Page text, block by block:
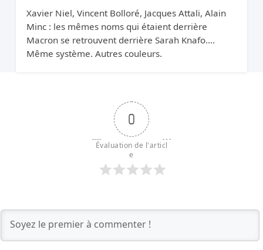
Xavier Niel, Vincent Bolloré, Jacques Attali, Alain
Minc : les mêmes noms qui étaient derrière
Macron se retrouvent derrière Sarah Knafo.
Même système. Autres couleurs.
0
Évaluation de l'articl
e